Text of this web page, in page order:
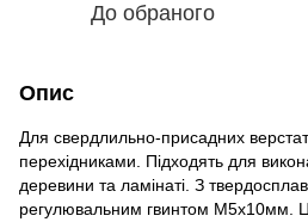
До обраного
Опис
Для свердлильно-присадних
перехідниками. Підходять для
деревини та ламінаті. З
регулювальним гвинтом М5х10мм.